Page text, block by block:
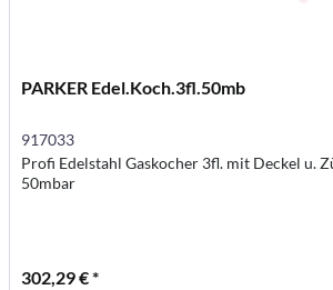
PARKER Edel.Koch.3fl.50mb
917033
Profi Edelstahl Gaskocher 3fl. mit Deckel u.
50mbar
302,29 € *